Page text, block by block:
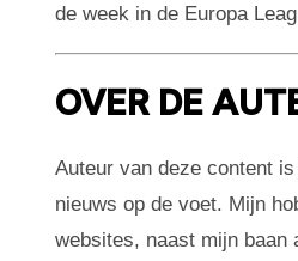
de week in de Europa
OVER DE
Auteur van deze content
nieuws op de voet. Mijn
websites, naast mijn baan